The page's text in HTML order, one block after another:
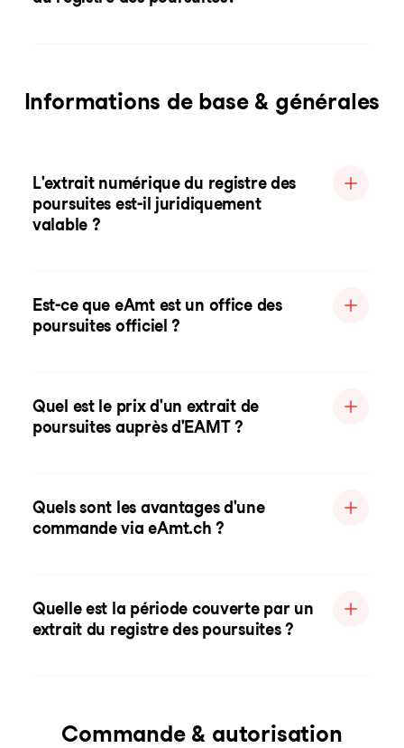
Informations de base & générales
L'extrait numérique du registre des
poursuites est-il juridiquement
valable ?
Est-ce que eAmt est un office des
poursuites officiel ?
Quel est le prix d'un extrait de
poursuites auprès d'EAMT ?
Quels sont les avantages d'une
commande via eAmt.ch ?
Quelle est la période couverte par un
extrait du registre des poursuites ?
Commande & autorisation